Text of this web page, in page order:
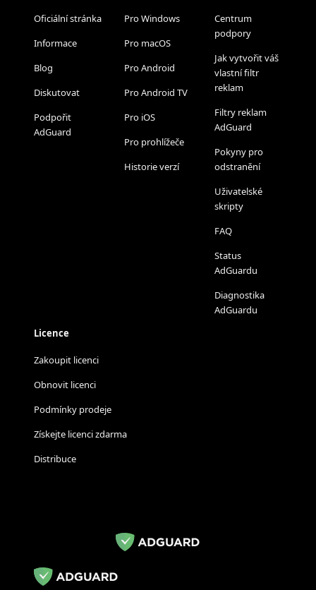
Oficiální stránka
Informace
Blog
Diskutovat
Podpořit
AdGuard
Pro Windows
Pro macOS
Pro Android
Pro Android TV
Pro iOS
Pro prohlížeče
Historie verzí
Centrum
podpory
Jak vytvořit váš
vlastní filtr
reklam
Filtry reklam
AdGuard
Pokyny pro
odstranění
Uživatelské
skripty
FAQ
Status
AdGuardu
Diagnostika
AdGuardu
Licence
Zakoupit licenci
Obnovit licenci
Podmínky prodeje
Získejte licenci zdarma
Distribuce